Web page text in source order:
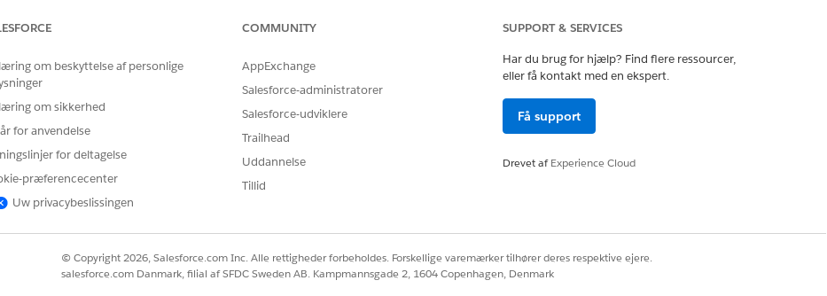
om beskyttelse af personlige
om sikkerhed
for anvendelse
for deltagelse
præferencecenter
Uw privacybeslissingen
COMMUNITY
AppExchange
Salesforce-administratorer
Salesforce-udviklere
Trailhead
Uddannelse
Tillid
SUPPORT & SERVICES
Har du brug for hjælp? Find flere ressourcer,
eller få kontakt med en ekspert.
Få support
Drevet afExperience Cloud
© Copyright 2026, Salesforce.com Inc. Alle rettigheder forbeholdes. Forskellige varemærker tilhører deres respektive ejere.
salesforce.com Danmark, filial af SFDC Sweden AB. Kampmannsgade 2, 1604 Copenhagen, Denmark